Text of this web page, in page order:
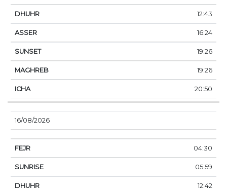
12:43
16:24
19:26
19:26
20:50
16/08/2026
04:30
05:59
12:42